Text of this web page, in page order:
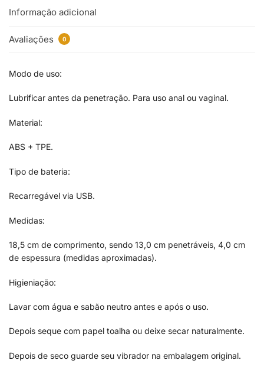
Informação adicional
Avaliações 0
Modo de uso:
Lubrificar antes da penetração. Para uso anal ou vaginal.
Material:
ABS + TPE.
Tipo de bateria:
Recarregável via USB.
Medidas:
18,5 cm de comprimento, sendo 13,0 cm penetráveis, 4,0 cm
de espessura (medidas aproximadas).
Higieniação:
Lavar com água e sabão neutro antes e após o uso.
Depois seque com papel toalha ou deixe secar naturalmente.
Depois de seco guarde seu vibrador na embalagem original.